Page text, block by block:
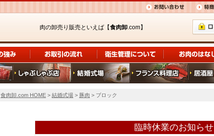
肉の卸売り販売といえば【食肉卸.com】
食肉卸.com HOME > 結婚式場 > 豚肉 > ブロック
臨時休業のお知らせ